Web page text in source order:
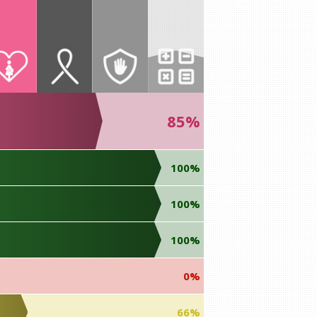
85%
100%
100%
100%
0%
66%